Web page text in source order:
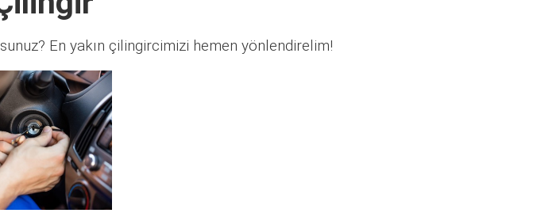
En yakın çilingircimizi hemen yönlendirelim!